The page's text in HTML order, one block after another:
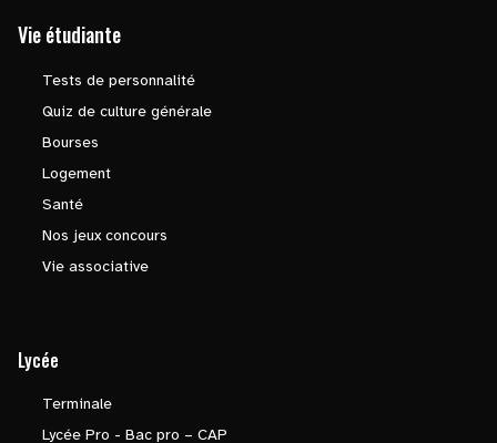
Vie étudiante
Tests de personnalité
Quiz de culture générale
Bourses
Logement
Santé
Nos jeux concours
Vie associative
Lycée
Terminale
Lycée Pro - Bac pro – CAP